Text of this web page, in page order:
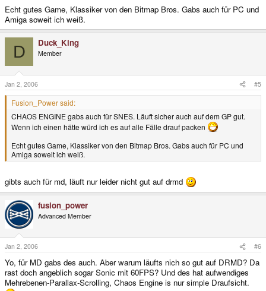
Echt gutes Game, Klassiker von den Bitmap Bros. Gabs auch für PC und
Amiga soweit ich weiß.
D Duck_King
Member
Jan 2, 2006 #5
Fusion_Power said:
CHAOS ENGINE gabs auch für SNES. Läuft sicher auch auf dem GP gut.
Wenn ich einen hätte würd ich es auf alle Fälle drauf packen
Echt gutes Game, Klassiker von den Bitmap Bros. Gabs auch für PC und
Amiga soweit ich weiß.
gibts auch für md, läuft nur leider nicht gut auf drmd
fusion_power
Advanced Member
Jan 2, 2006 #6
Yo, für MD gabs des auch. Aber warum läufts nich so gut auf DRMD? Da
rast doch angeblich sogar Sonic mit 60FPS? Und des hat aufwendiges
Mehrebenen-Parallax-Scrolling, Chaos Engine is nur simple Draufsicht.